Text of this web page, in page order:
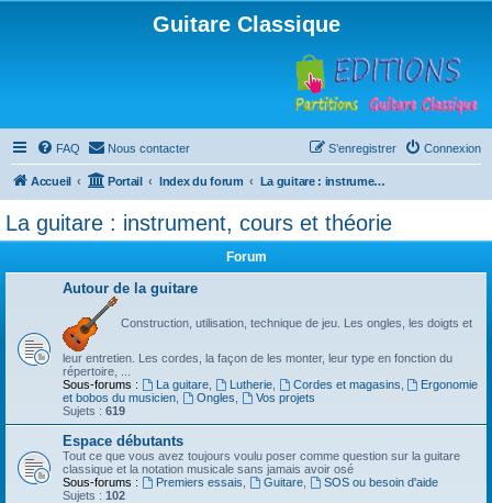
Guitare Classique
FAQ Nous contacter Connexion
S’enregistrer
Accueil Portail Index du forum La guitare : instrument, cours et théorie
La guitare : instrument, cours et théorie
Forum
Autour de la guitare
Construction, utilisation, technique de jeu. Les ongles, les doigts et
leur entretien. Les cordes, la façon de les monter, leur type en fonction du
répertoire, ...
Sous-forums :
La guitare, Lutherie, Cordes et magasins
Ergonomie
et bobos du musicien
Ongles
Vos projets
Sujets : 619
Espace débutants
Tout ce que vous avez toujours voulu poser comme question sur la guitare
classique et la notation musicale sans jamais avoir osé
Sous-forums :
Premiers essais Guitare,
SOS ou besoin d'aide
Sujets : 102